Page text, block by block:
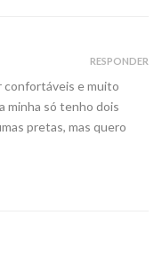
confortáveis e muito
minha só tenho dois
pretas, mas quero
RESPONDER